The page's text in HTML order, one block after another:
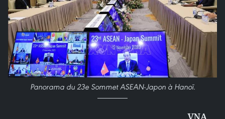
Panorama du 23e Sommet ASEAN-Japon à Hanoï.
VNA